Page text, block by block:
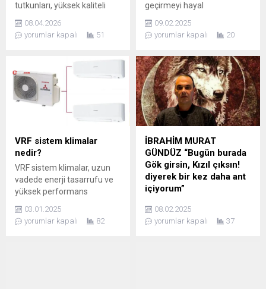
tutkunları, yüksek kaliteli
Marvel Sigara Sipariş
seçenekleriyle birlikte
Sigara Sipariş gibi aromatik
alternatiflere yöneliyor. Bu
ürünler, özel tat profilleri ve
premium kaliteleriyle günlük
ritüellere ayrı bir keyif
dünyasında fark yaratmak
isteyenler için en uygun
08.04.2026
yorumlar kapalı
51
geçirmeyi hayal
satılık ve Alaçatı
satılık gayrimenkul
aradığınız fırsatlar!
Sahibinden.com üzerinden
incelenebilen bu
alternatifler, hem estetik
hem de konforlu yaşam
alanları sunmaktadır. Aynı
zamanda, Alaçatı kiralık
daireler, tatilinizi daha
erişilebilir hale getirirken,
hayallerinizdeki yaşamı
gerçeğe dönüştürmek için
harika bir başlangıç noktası.
Çeşme’de Satılık...
09.02.2025
yorumlar kapalı
20
VRF sistem klimalar
nedir?
VRF sistem klimalar, uzun
vadede enerji tasarrufu ve
yüksek performans
alanlarda ideal bir
iklimlendirme çözümüdür.
03.01.2025
yorumlar kapalı
82
İBRAHİM MURAT
GÜNDÜZ “Bugün burada
Gök girsin, Kızıl çıksın!
diyerek bir kez daha ant
içiyorum”
ve köklü milletlerinden
biridir. Ancak bu şan ve
08.02.2025
yorumlar kapalı
37